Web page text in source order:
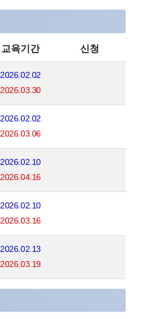
교육기간 신청
2026.02.02
2026.03.30
2026.02.02
2026.03.06
2026.02.10
2026.04.16
2026.02.10
2026.03.16
2026.02.13
2026.03.19